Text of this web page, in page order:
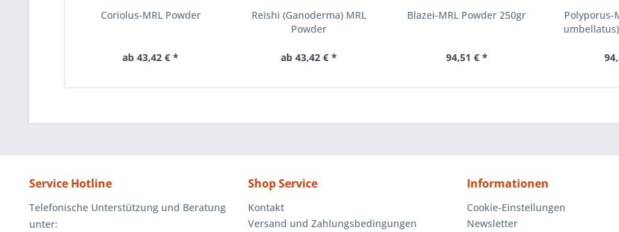
Coriolus-MRL Powder
ab 43,42 € *
Reishi (Ganoderma) MRL
Powder
ab 43,42 € *
Blazei-MRL Powder 250gr
94,51 € *
Polyporus-
Service Hotline
Telefonische Unterstützung und Beratung
unter:
Shop Service
Kontakt
Versand und Zahlungsbedingungen
Informationen
Cookie-Einstellungen
Newsletter